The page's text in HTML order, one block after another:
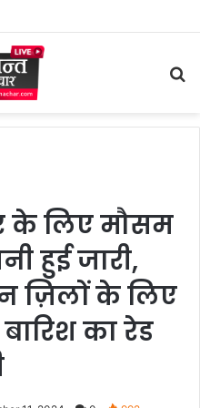
के लिए मौसम
हुई जारी,
ज़िलों के लिए
का रेड